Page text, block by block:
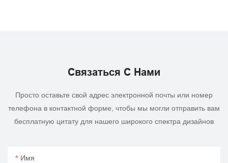
Связаться С Нами
Просто оставьте свой адрес электронной почты или номер
телефона в контактной форме, чтобы мы могли отправить вам
бесплатную цитату для нашего широкого спектра дизайнов
Имя